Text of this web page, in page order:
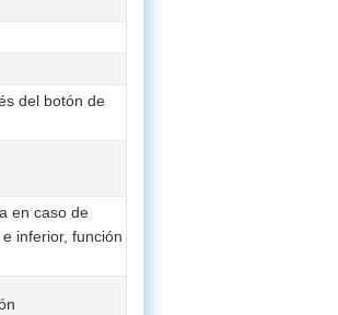
del botón de
en caso de
inferior, función